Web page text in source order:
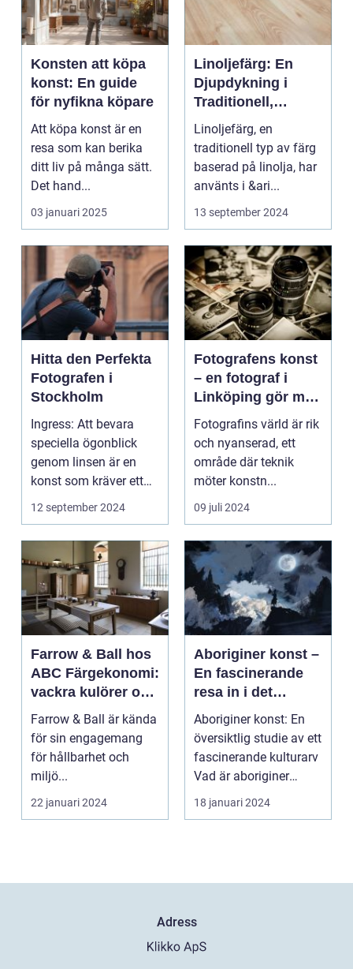
Konsten att köpa
konst: En guide
för nyfikna köpare
Att köpa konst är en
resa som kan berika
ditt liv på många sätt.
Det hand...
03 januari 2025
Linoljefärg: En
Djupdykning i
Traditionell,
Naturlig och
Hållbar Målarfärg
Linoljefärg, en
traditionell typ av färg
baserad på linolja, har
använts i &ari...
13 september 2024
Hitta den Perfekta
Fotografen i
Stockholm
Ingress: Att bevara
speciella ögonblick
genom linsen är en
konst som kräver ett
tr&au...
12 september 2024
Fotografens konst
– en fotograf i
Linköping gör mer
än att bara trycka
på en knapp
Fotografins värld är rik
och nyanserad, ett
område där teknik
möter konstn...
09 juli 2024
Farrow & Ball hos
ABC Färgekonomi:
vackra kulörer och
miljömedvetenhet
Farrow & Ball är kända
för sin engagemang
för hållbarhet och
miljö...
22 januari 2024
Aboriginer konst –
En fascinerande
resa in i det
australiska
aboriginska
kulturarvet
Aboriginer konst: En
översiktlig studie av ett
fascinerande kulturarv
Vad är aboriginer
konst och ...
18 januari 2024
Adress